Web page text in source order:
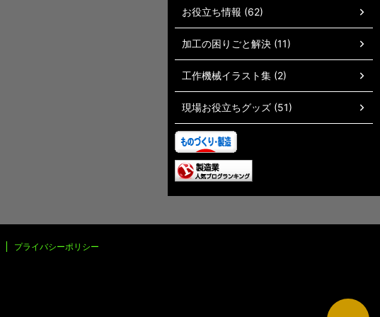
お役立ち情報 (62)
加工の困りごと解決 (11)
工作機械イラスト集 (2)
現場お役立ちグッズ (51)
プライバシーポリシー